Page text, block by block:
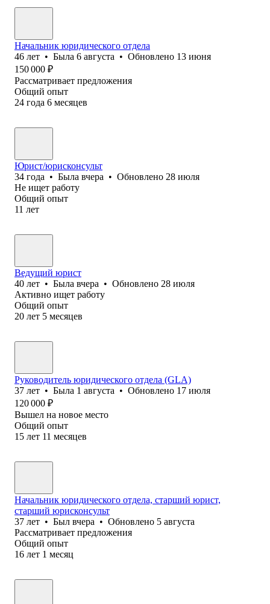
Начальник юридического отдела
46 лет • Была 6 августа • Обновлено 13 июня
150 000 ₽
Рассматривает предложения
Общий опыт
24 года 6 месяцев
Юрист/юрисконсульт
34 года • Была вчера • Обновлено 28 июля
Не ищет работу
Общий опыт
11 лет
Ведущий юрист
40 лет • Была вчера • Обновлено 28 июля
Активно ищет работу
Общий опыт
20 лет 5 месяцев
Руководитель юридического отдела (GLA)
37 лет • Была 1 августа • Обновлено 17 июля
120 000 ₽
Вышел на новое место
Общий опыт
15 лет 11 месяцев
Начальник юридического отдела, старший юрист,
старший юрисконсульт
37 лет • Был вчера • Обновлено 5 августа
Рассматривает предложения
Общий опыт
16 лет 1 месяц